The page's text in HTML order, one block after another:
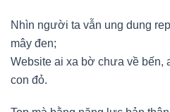
Nhìn người ta vẫn ung dung
mây đen;
Website ai xa bờ chưa về bến,
con đỏ.